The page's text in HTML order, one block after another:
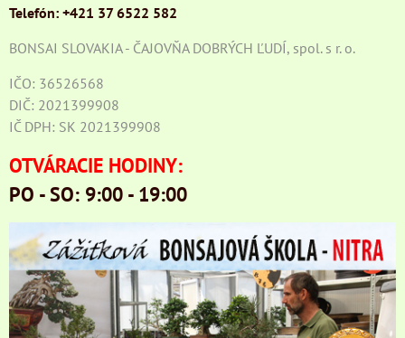
Telefón: +421 37 6522 582
BONSAI SLOVAKIA - ČAJOVŇA DOBRÝCH ĽUDÍ, spol. s r. o.
IČO: 36526568
DIČ: 2021399908
IČ DPH: SK 2021399908
OTVÁRACIE HODINY:
PO - SO: 9:00 - 19:00